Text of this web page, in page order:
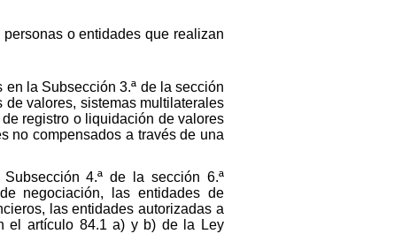
o entidades que realizan
la Subsección 3.ª de la sección
valores, sistemas multilaterales
registro o liquidación de valores
no compensados a través de una
4.ª de la sección 6.ª
negociación, las entidades de
las entidades autorizadas a
el artículo 84.1 a) y b) de la Ley